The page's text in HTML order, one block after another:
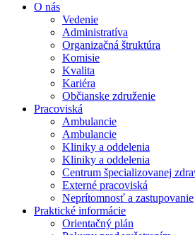
O nás
Vedenie
Administratíva
Organizačná štruktúra
Komisie
Kvalita
Kariéra
Občianske združenie
Pracoviská
Ambulancie
Ambulancie
Kliniky a oddelenia
Kliniky a oddelenia
Centrum špecializovanej
Externé pracoviská
Neprítomnosť a zastupovanie
Praktické informácie
Orientačný plán